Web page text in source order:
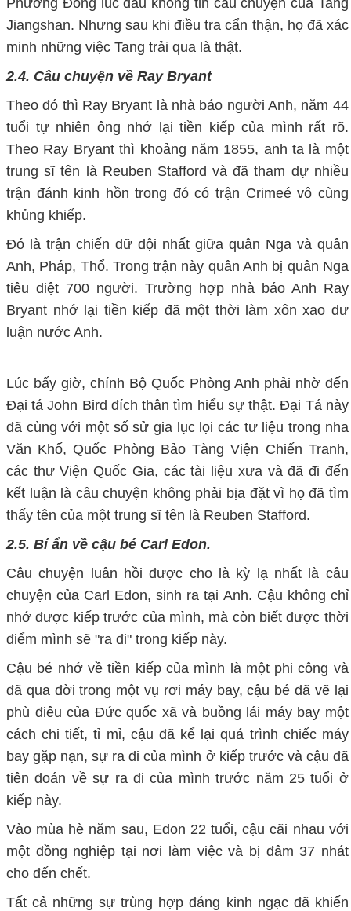
Jiangshan. Nhưng sau khi điều tra cẩn thận, họ đã xác
minh những việc Tang trải qua là thật.
2.4. Câu chuyện về Ray Bryant
Theo đó thì Ray Bryant là nhà báo người Anh, năm 44
tuổi tự nhiên ông nhớ lại tiền kiếp của mình rất rõ.
Theo Ray Bryant thì khoảng năm 1855, anh ta là một
trung sĩ tên là Reuben Stafford và đã tham dự nhiều
trận đánh kinh hồn trong đó có trận Crimeé vô cùng
khủng khiếp.
Ðó là trận chiến dữ dội nhất giữa quân Nga và quân
Anh, Pháp, Thổ. Trong trận này quân Anh bị quân Nga
tiêu diệt 700 người. Trường hợp nhà báo Anh Ray
Bryant nhớ lại tiền kiếp đã một thời làm xôn xao dư
luận nước Anh.
Lúc bấy giờ, chính Bộ Quốc Phòng Anh phải nhờ đến
Ðại tá John Bird đích thân tìm hiểu sự thật. Ðại Tá này
đã cùng với một số sử gia lục lọi các tư liệu trong nha
Văn Khố, Quốc Phòng Bảo Tàng Viện Chiến Tranh,
các thư Viện Quốc Gia, các tài liệu xưa và đã đi đến
kết luận là câu chuyện không phải bịa đặt vì họ đã tìm
thấy tên của một trung sĩ tên là Reuben Stafford.
2.5. Bí ẩn về cậu bé Carl Edon.
Câu chuyện luân hồi được cho là kỳ lạ nhất là câu
chuyện của Carl Edon, sinh ra tại Anh. Cậu không chỉ
nhớ được kiếp trước của mình, mà còn biết được thời
điểm mình sẽ "ra đi" trong kiếp này.
Cậu bé nhớ về tiền kiếp của mình là một phi công và
đã qua đời trong một vụ rơi máy bay, cậu bé đã vẽ lại
phù điêu của Đức quốc xã và buồng lái máy bay một
cách chi tiết, tỉ mỉ, cậu đã kể lại quá trình chiếc máy
bay gặp nạn, sự ra đi của mình ở kiếp trước và cậu đã
tiên đoán về sự ra đi của mình trước năm 25 tuổi ở
kiếp này.
Vào mùa hè năm sau, Edon 22 tuổi, cậu cãi nhau với
một đồng nghiệp tại nơi làm việc và bị đâm 37 nhát
cho đến chết.
Tất cả những sự trùng hợp đáng kinh ngạc đã khiến